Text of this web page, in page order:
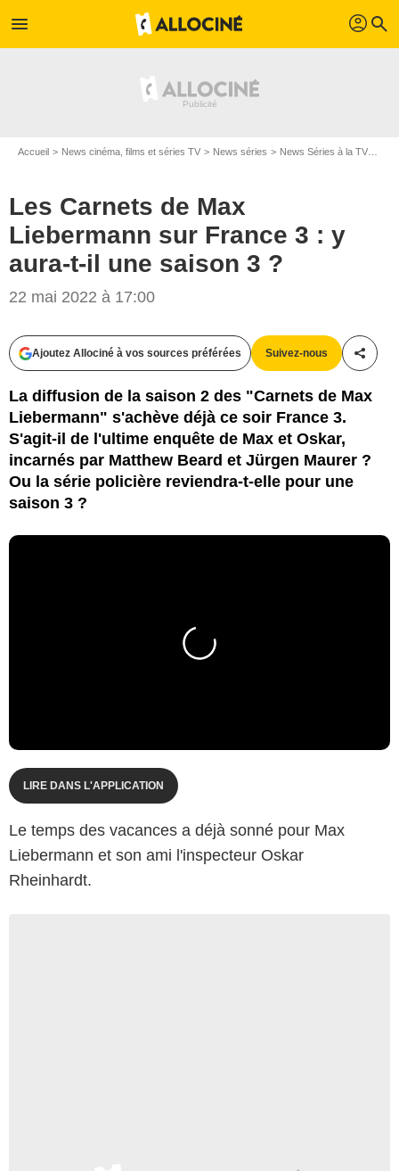
menu profil search
Accueil News cinéma, films et séries TV News séries News Séries à la TV
Les Carnets de Max
Liebermann sur France 3 : y
aura-t-il une saison 3 ?
22 mai 2022 à 17:00
Ajoutez Allociné à vos sources préférées Suivez-nous
La diffusion de la saison 2 des "Carnets de Max
Liebermann" s'achève déjà ce soir France 3.
S'agit-il de l'ultime enquête de Max et Oskar,
incarnés par Matthew Beard et Jürgen Maurer ?
Ou la série policière reviendra-t-elle pour une
saison 3 ?
LIRE DANS L'APPLICATION
Le temps des vacances a déjà sonné pour Max
Liebermann et son ami l'inspecteur Oskar
Rheinhardt.